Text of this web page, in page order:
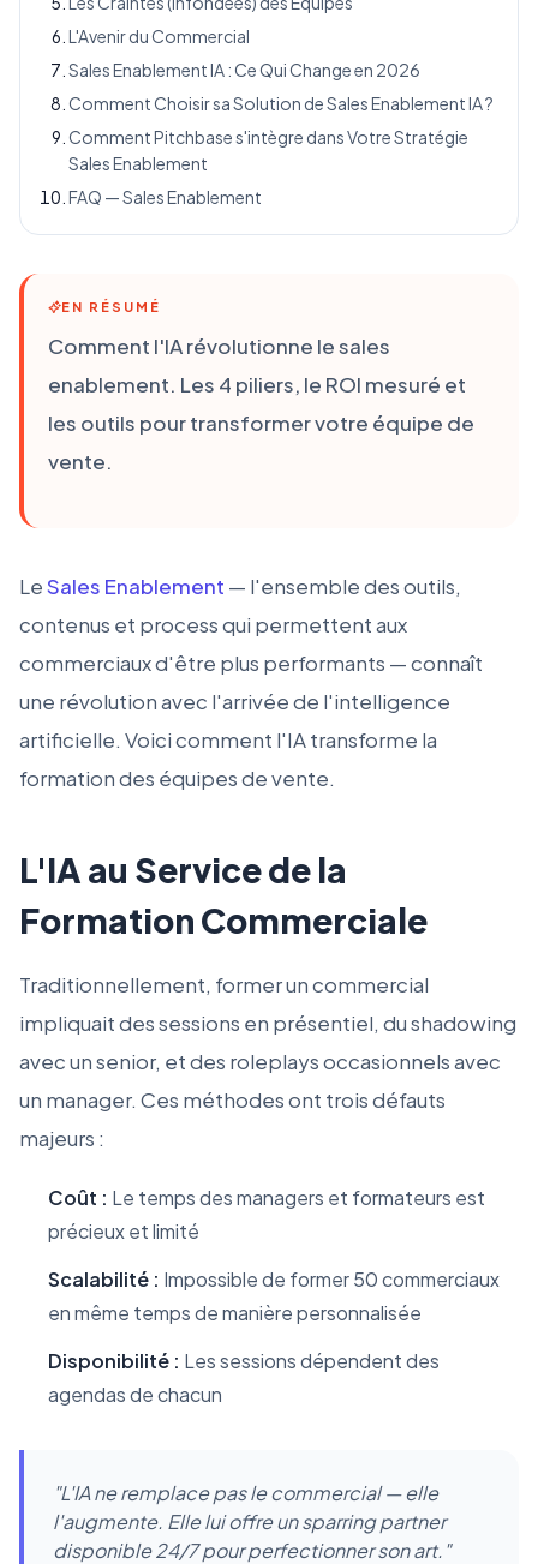
L'Avenir du Commercial
Sales Enablement IA : Ce Qui Change en 2026
Comment Choisir sa Solution de Sales Enablement IA ?
Comment Pitchbase s'intègre dans Votre Stratégie
Sales Enablement
FAQ — Sales Enablement
EN RÉSUMÉ
Comment l'IA révolutionne le sales
enablement. Les 4 piliers, le ROI mesuré et
les outils pour transformer votre équipe de
vente.
LeSales Enablement — l'ensemble des outils,
contenus et process qui permettent aux
commerciaux d'être plus performants — connaît
une révolution avec l'arrivée de l'intelligence
artificielle. Voici comment l'IA transforme la
formation des équipes de vente.
L'IA au Service de la
Formation Commerciale
Traditionnellement, former un commercial
impliquait des sessions en présentiel, du shadowing
avec un senior, et des roleplays occasionnels avec
un manager. Ces méthodes ont trois défauts
majeurs :
Coût : Le temps des managers et formateurs est
précieux et limité
Scalabilité : Impossible de former 50 commerciaux
en même temps de manière personnalisée
Disponibilité : Les sessions dépendent des
agendas de chacun
"L'IA ne remplace pas le commercial — elle
l'augmente. Elle lui offre un sparring partner
disponible 24/7 pour perfectionner son art."